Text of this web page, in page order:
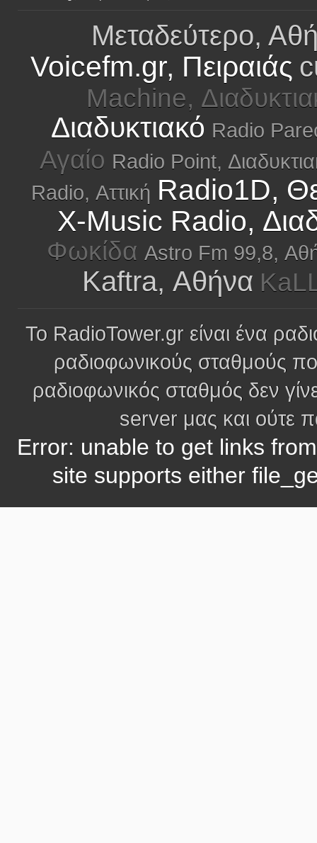
Μεταδεύτερο,
Voicefm.gr, Πειραιάς
Machine,
Διαδυκτιακό Radio
Αγαίο Radio Point,
Radio, Αττική Radio1D,
X-Music Radio,
Φωκίδα Astro Fm 99,8,
Kaftra, Αθήνα
Το RadioTower.gr είναι ένα
ραδιοφωνικούς σταθμούς
ραδιοφωνικός σταθμός δεν
server μας και ούτε
Error: unable to get links
site supports either